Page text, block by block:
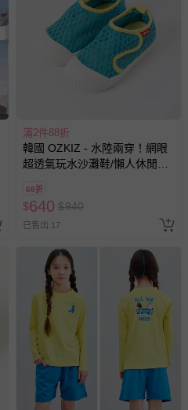
滿2件88折
韓國 OZKIZ - 水陸兩穿！網眼
超透氣玩水沙灘鞋/懶人休閒鞋-
68折
$640 $940
已售出 17